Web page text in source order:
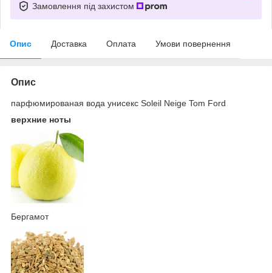
Замовлення під захистом
Опис Доставка Оплата Умови повернення
Опис
парфюмированая вода унисекс Soleil Neige Tom Ford
верхние ноты
Бергамот